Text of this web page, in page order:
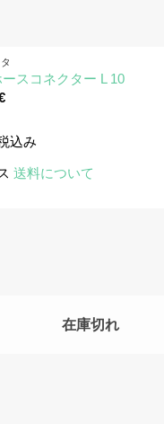
ースコネクター L 10
込み
送料について
在庫切れ